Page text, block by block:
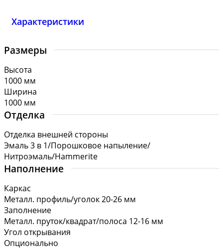
Характеристики
Размеры
Высота
1000 мм
Ширина
1000 мм
Отделка
Отделка внешней стороны
Эмаль 3 в 1/Порошковое напыление/
Нитроэмаль/Hammerite
Наполнение
Каркас
Металл. профиль/уголок 20-26 мм
Заполнение
Металл. пруток/квадрат/полоса 12-16 мм
Угол открывания
Опционально